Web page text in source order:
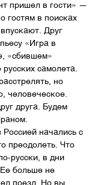
пришел в гости» —
гостям в поисках
Друг
«Игра в
«сбившем»
самолета.
но
человеческое.
друга. Будем
начались с
преодолеть. Что
русски, в дни
больше не
поезд. Но вы